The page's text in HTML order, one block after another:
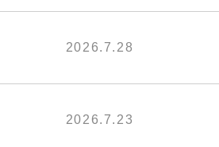
2026.7.28
2026.7.23